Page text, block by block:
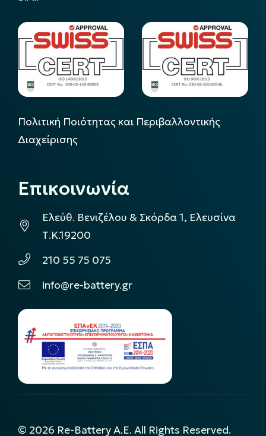
Πολιτική Ποιότητας και Περιβαλλοντικής
Διαχείρισης
Επικοινωνία
Ελεύθ. Βενιζέλου & Σκόρδα 1, Ελευσίνα
Τ.Κ.19200
210 55 75 075
info@re-battery.gr
© 2026 Re-Battery A.E. All Rights Reserved.